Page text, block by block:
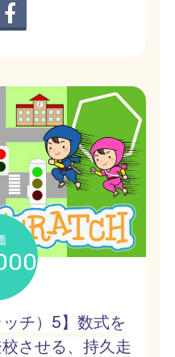
チ）5】数式を
させる、持久走